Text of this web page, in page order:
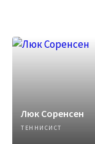
Люк Соренсен
ТЕННИСИСТ